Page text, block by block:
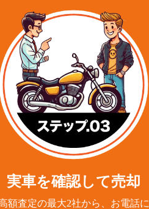
実車を確認して売却
額査定の最大2社から、 お電話に